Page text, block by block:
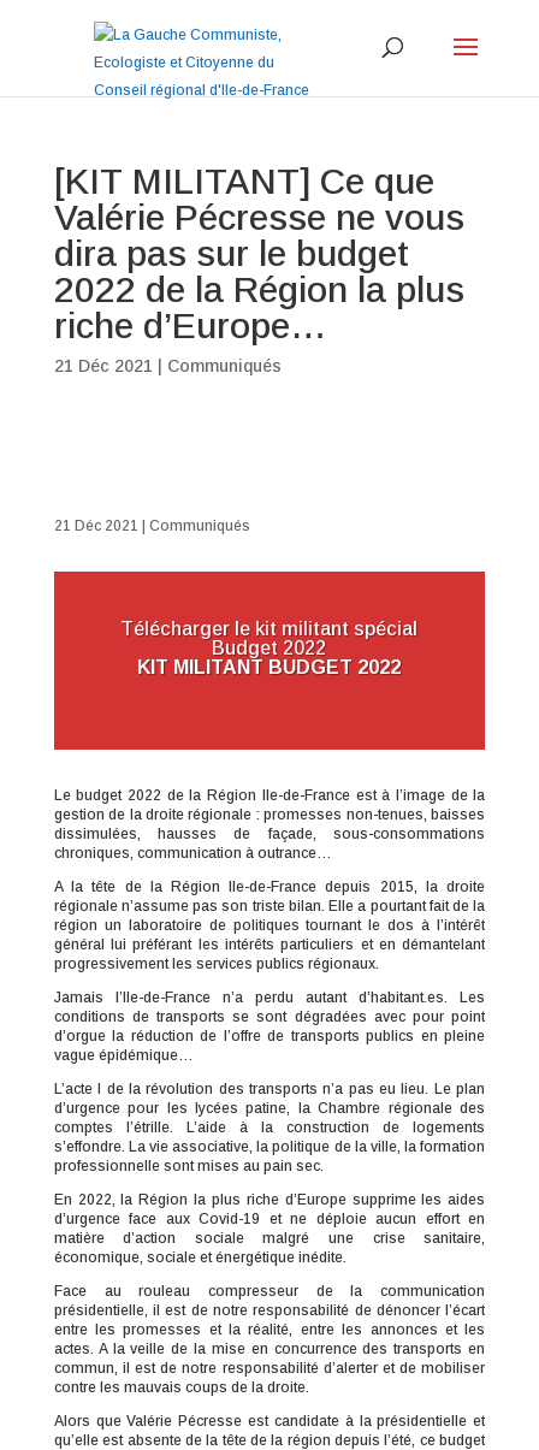
[KIT MILITANT] Ce que
Valérie Pécresse ne vous
dira pas sur le budget
2022 de la Région la plus
riche d’Europe…
21 Déc 2021 Communiqués
21 Déc 2021 Communiqués
Télécharger le kit militant spécial
Budget 2022
KIT MILITANT BUDGET 2022
Le budget 2022 de la Région Ile-de-France est à l’image de la
gestion de la droite régionale : promesses non-tenues, baisses
dissimulées, hausses de façade, sous-consommations
chroniques, communication à outrance…
A la tête de la Région Ile-de-France depuis 2015, la droite
régionale n’assume pas son triste bilan. Elle a pourtant fait de la
région un laboratoire de politiques tournant le dos à l’intérêt
général lui préférant les intérêts particuliers et en démantelant
progressivement les services publics régionaux.
Jamais l’Ile-de-France n’a perdu autant d’habitant.es. Les
conditions de transports se sont dégradées avec pour point
d’orgue la réduction de l’offre de transports publics en pleine
vague épidémique…
L’acte I de la révolution des transports n’a pas eu lieu. Le plan
d’urgence pour les lycées patine, la Chambre régionale des
comptes l’étrille. L’aide à la construction de logements
s’effondre. La vie associative, la politique de la ville, la formation
professionnelle sont mises au pain sec.
En 2022, la Région la plus riche d’Europe supprime les aides
d’urgence face aux Covid-19 et ne déploie aucun effort en
matière d’action sociale malgré une crise sanitaire,
économique, sociale et énergétique inédite.
Face au rouleau compresseur de la communication
présidentielle, il est de notre responsabilité de dénoncer l’écart
entre les promesses et la réalité, entre les annonces et les
actes. A la veille de la mise en concurrence des transports en
commun, il est de notre responsabilité d’alerter et de mobiliser
contre les mauvais coups de la droite.
Alors que Valérie Pécresse est candidate à la présidentielle et
qu’elle est absente de la tête de la région depuis l’été, ce budget